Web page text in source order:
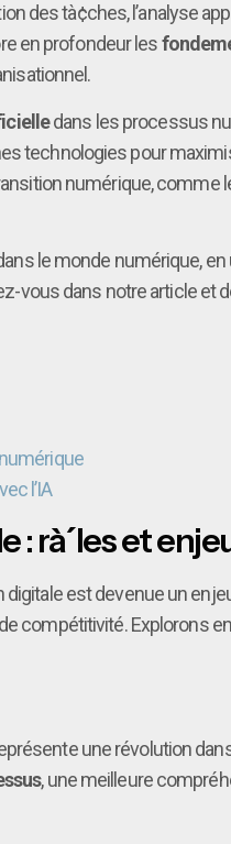
des tà¢ches, l’analyse
en profondeur les
dans les processus
pour
numérique, comme
le monde numérique,
vous dans notre article et
l’IA
rà´les et
est devenue un
compétitivité. Explorons
une révolution
, une meilleure